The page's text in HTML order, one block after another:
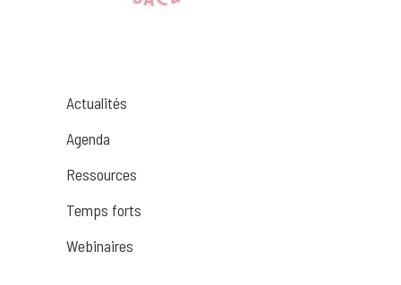
Actualités
Agenda
Ressources
Temps forts
Webinaires